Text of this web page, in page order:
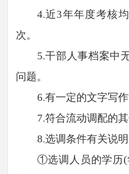
4.近3年年度考核
次。
5.干部人事档案中
问题。
6.有一定的文字写
7.符合流动调配的其
8.选调条件有关说明
①选调人员的学历(